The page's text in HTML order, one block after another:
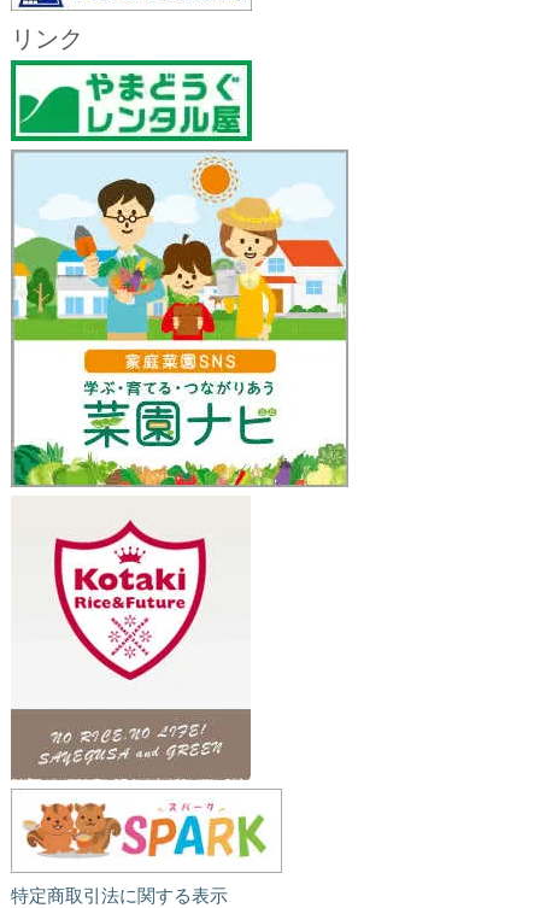
リンク
特定商取引法に関する表示